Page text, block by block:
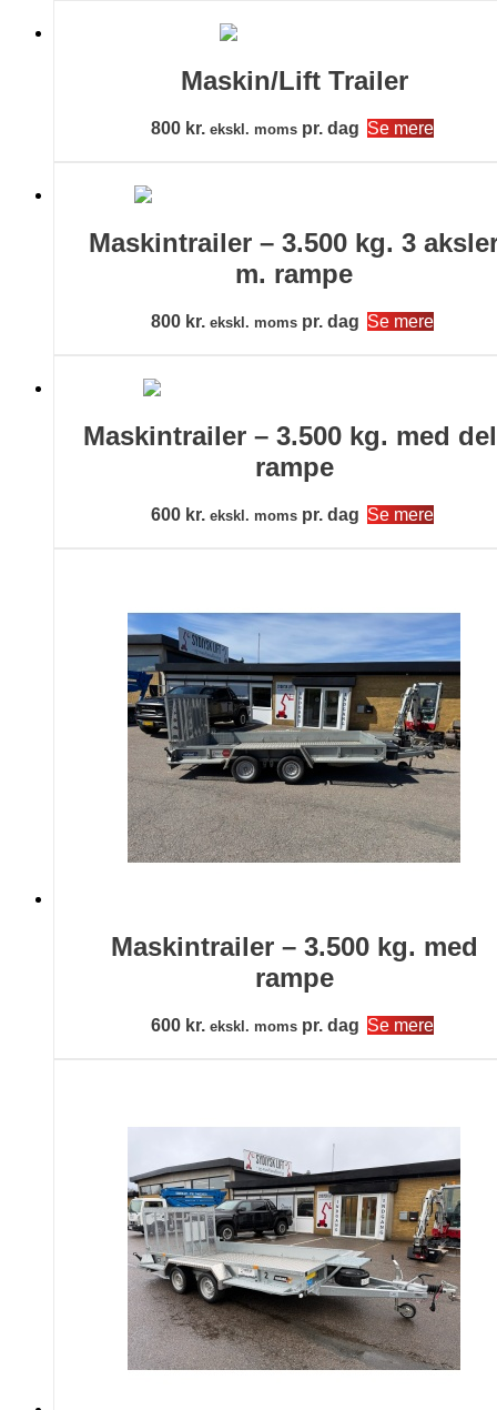
Maskin/Lift Trailer
800 kr. ekskl. moms pr. dag Se mere
Maskintrailer – 3.500 kg. 3
m. rampe
800 kr. ekskl. moms pr. dag Se mere
Maskintrailer – 3.500 kg. med
rampe
600 kr. ekskl. moms pr. dag Se mere
Maskintrailer – 3.500 kg. med
rampe
600 kr. ekskl. moms pr. dag Se mere